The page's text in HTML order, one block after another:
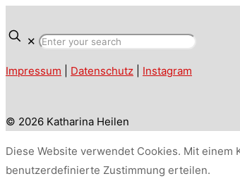
✕
Impressum Datenschutz Instagram
© 2026 Katharina Heilen
Diese Website verwendet Cookies. Mit
benutzerdefinierte Zustimmung erteilen.